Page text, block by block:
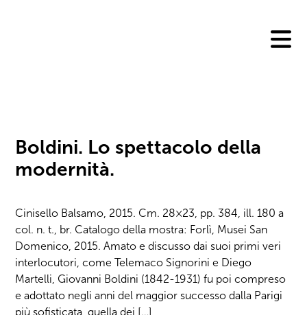
Boldini. Lo spettacolo della
modernità.
Cinisello Balsamo, 2015. Cm. 28×23, pp. 384, ill. 180 a
col. n. t., br. Catalogo della mostra: Forlì, Musei San
Domenico, 2015. Amato e discusso dai suoi primi veri
interlocutori, come Telemaco Signorini e Diego
Martelli, Giovanni Boldini (1842-1931) fu poi compreso
e adottato negli anni del maggior successo dalla Parigi
più sofisticata, quella dei […]